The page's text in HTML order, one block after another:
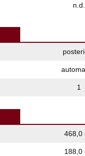
n.d.
1
468,0
188,0